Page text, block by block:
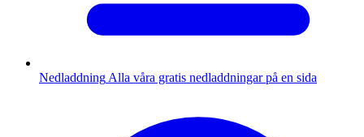
Nedladdning Alla våra gratis nedladdningar på en sida